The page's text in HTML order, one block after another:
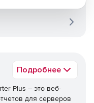
Подробнее
Plus – это веб-
для серверов